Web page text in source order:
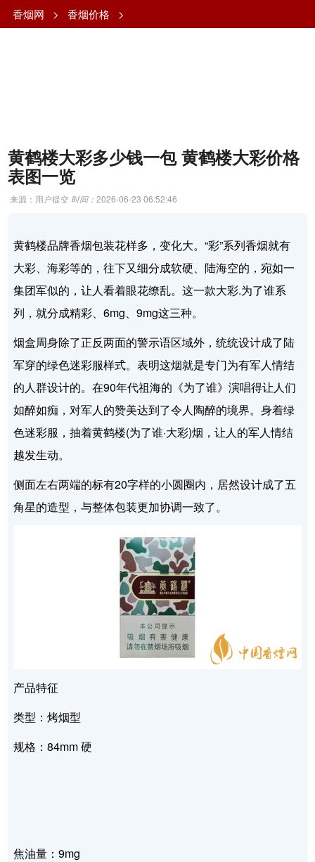
香烟网 > 香烟价格 >
黄鹤楼大彩多少钱一包 黄鹤楼大彩价格
表图一览
来源：用户提交 时间：2026-06-23 06:52:46
黄鹤楼品牌香烟包装花样多，变化大。“彩”系列香烟就有
大彩、海彩等的，往下又细分成软硬、陆海空的，宛如一
集团军似的，让人看着眼花缭乱。这一款大彩.为了谁系
列，就分成精彩、6mg、9mg这三种。
烟盒周身除了正反两面的警示语区域外，统统设计成了陆
军穿的绿色迷彩服样式。表明这烟就是专门为有军人情结
的人群设计的。在90年代祖海的《为了谁》演唱得让人们
如醉如痴，对军人的赞美达到了令人陶醉的境界。身着绿
色迷彩服，抽着黄鹤楼(为了谁·大彩)烟，让人的军人情结
越发生动。
侧面左右两端的标有20字样的小圆圈内，居然设计成了五
角星的造型，与整体包装更加协调一致了。
产品特征
类型：烤烟型
规格：84mm 硬
焦油量：9mg